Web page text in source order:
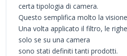
certa tipologia di camera.
Questo semplifica molto la
Una volta applicato il filtro, le
solo se su una camera
sono stati definiti tanti prodotti.